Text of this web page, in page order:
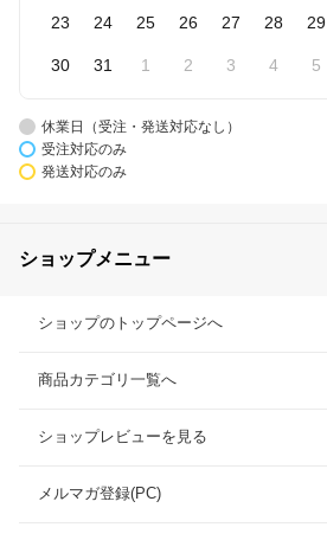
23 24 25 26 27 28 29
30 31 1 2 3 4 5
休業日（受注・発送対応なし）
受注対応のみ
発送対応のみ
ショップメニュー
ショップのトップページへ
商品カテゴリ一覧へ
ショップレビューを見る
メルマガ登録(PC)